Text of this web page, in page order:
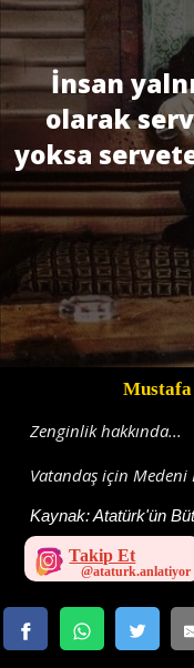
İnsan
olarak
yoksa
Zenginlik hakkında...
Vatandaş için Medeni
Kaynak:Atatürk'ün
Takip Et